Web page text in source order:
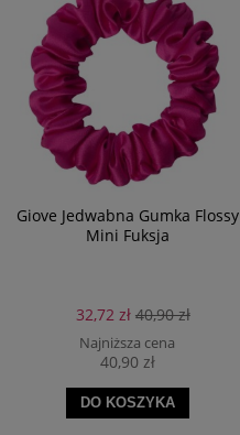
Giove Jedwabna Gumka Flossy
Mini Fuksja
32,72 zł 40,90 zł
Najniższa cena
40,90 zł
DO KOSZYKA